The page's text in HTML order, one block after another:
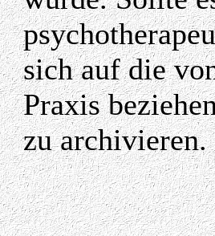
sich auf die
Praxis
zu archivieren.